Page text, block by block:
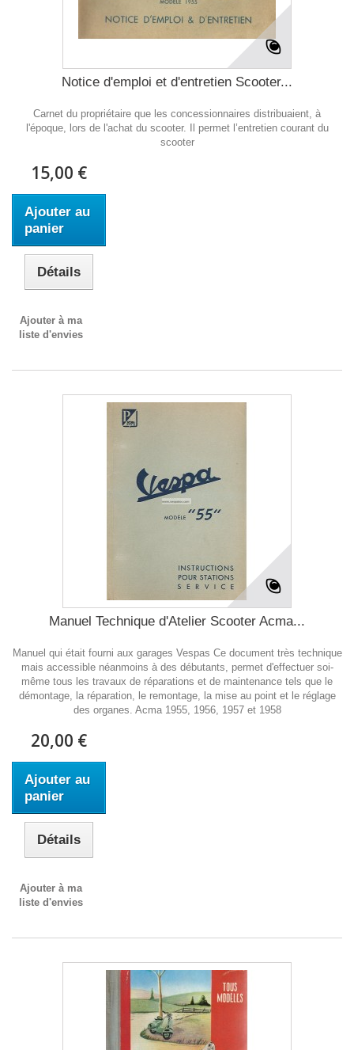
Notice d'emploi et d'entretien Scooter...
Carnet du propriétaire que les concessionnaires distribuaient, à
l'époque, lors de l'achat du scooter. Il permet l’entretien courant du
scooter
15,00 €
Ajouter au
panier
Détails
Ajouter à ma
liste d'envies
Manuel Technique d'Atelier Scooter Acma...
Manuel qui était fourni aux garages Vespas Ce document très technique
mais accessible néanmoins à des débutants, permet d'effectuer soi-
même tous les travaux de réparations et de maintenance tels que le
démontage, la réparation, le remontage, la mise au point et le réglage
des organes. Acma 1955, 1956, 1957 et 1958
20,00 €
Ajouter au
panier
Détails
Ajouter à ma
liste d'envies